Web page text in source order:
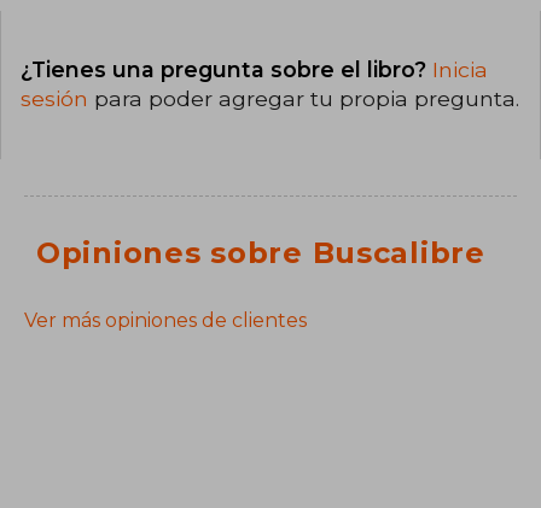
¿Tienes una pregunta sobre el libro? Inicia
sesión para poder agregar tu propia pregunta.
Opiniones sobre Buscalibre
Ver más opiniones de clientes